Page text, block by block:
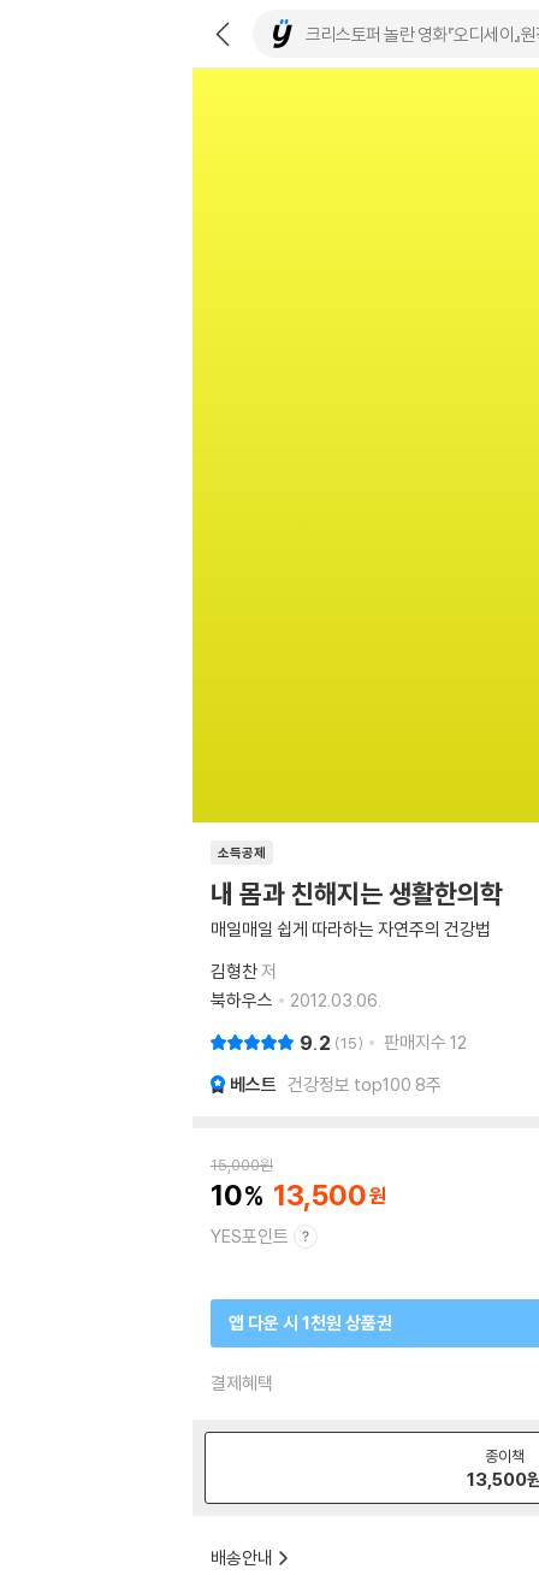
소득공제
내 몸과 친해지는 생활한의학
매일매일 쉽게 따라하는 자연주의 건강법
김형찬저
북하우스
2012.03.06.
9.2 15 판매지수 12
베스트 건강정보 top100 8주
15,000원
10 13,500
YES포인트
앱 다운 시 1천원 상품권
결제혜택
종이책
13,500
배송안내